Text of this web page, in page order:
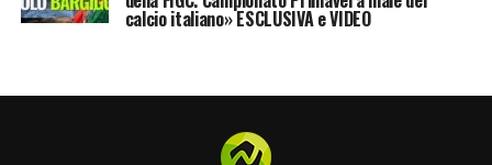
calcio italiano» ESCLUSIVA e VIDEO